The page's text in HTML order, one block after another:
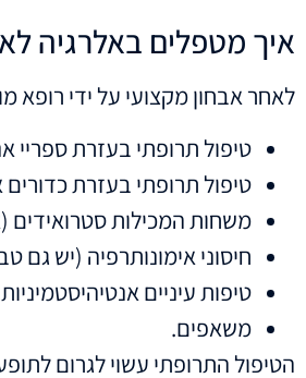
איך מטפלים באלרגיה
לאחר אבחון מקצועי על ידי רופא
טיפול תרופתי בעזרת ספריי
טיפול תרופתי בעזרת כדורים
משחות המכילות סטרואידים
חיסוני אימונותרפיה (יש גם
טיפות עיניים
משאפים.
הטיפול התרופתי עשוי לגרום